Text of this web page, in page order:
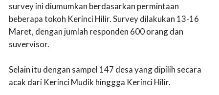
survey ini diumumkan berdasarkan permintaan
beberapa tokoh Kerinci Hilir. Survey dilakukan 13-16
Maret, dengan jumlah responden 600 orang dan
suvervisor.
Selain itu dengan sampel 147 desa yang dipilih secara
acak dari Kerinci Mudik hinggga Kerinci Hilir.